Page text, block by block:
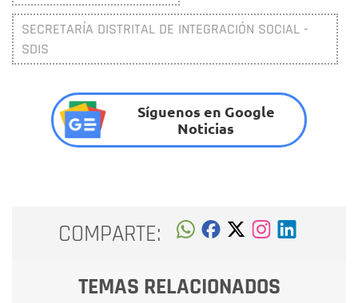
SECRETARÍA DISTRITAL DE INTEGRACIÓN SOCIAL -
SDIS
Síguenos en Google
Noticias
COMPARTE:
TEMAS RELACIONADOS